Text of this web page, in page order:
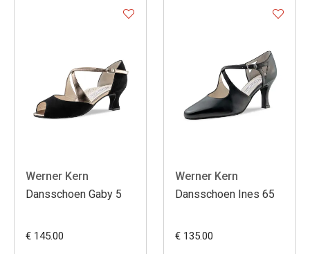
Werner Kern
Dansschoen Gaby 5
€ 145.00
Werner Kern
Dansschoen Ines 65
€ 135.00